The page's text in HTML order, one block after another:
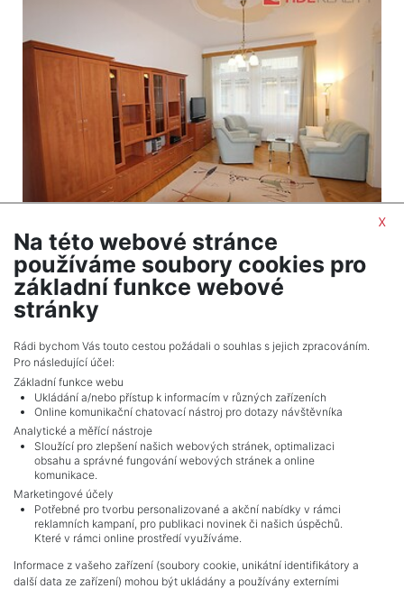
Apartment to rent / 2+1 (1 bedroom) / 80 m
Praha 2 - Nové Město
29,500 CZK (month) Price
Adverts total10.
NAVIGACE
Terms and conditions
Protection of personal data
x
Na této webové stránce
používáme soubory cookies pro
základní funkce webové
stránky
Rádi bychom Vás touto cestou požádali o souhlas s jejich zpracováním.
Pro následující účel:
Základní funkce webu
Ukládání a/nebo přístup k informacím v různých zařízeních
Online komunikační chatovací nástroj pro dotazy návštěvníka
Analytické a měřící nástroje
Sloužící pro zlepšení našich webových stránek, optimalizaci
obsahu a správné fungování webových stránek a online
komunikace.
Marketingové účely
Potřebné pro tvorbu personalizované a akční nabídky v rámci
reklamních kampaní, pro publikaci novinek či našich úspěchů.
Které v rámci online prostředí využíváme.
Informace z vašeho zařízení (soubory cookie, unikátní identifikátory a
další data ze zařízení) mohou být ukládány a používány externími